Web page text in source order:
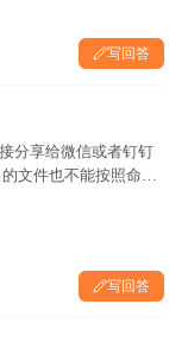
写回答
分享给微信或者钉钉
文件也不能按照命名
写回答